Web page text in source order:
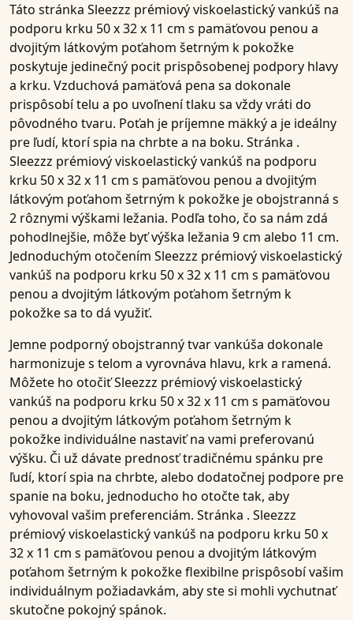
Táto stránka Sleezzz prémiový viskoelastický vankúš na
podporu krku 50 x 32 x 11 cm s pamäťovou penou a
dvojitým látkovým poťahom šetrným k pokožke
poskytuje jedinečný pocit prispôsobenej podpory hlavy
a krku. Vzduchová pamäťová pena sa dokonale
prispôsobí telu a po uvoľnení tlaku sa vždy vráti do
pôvodného tvaru. Poťah je príjemne mäkký a je ideálny
pre ľudí, ktorí spia na chrbte a na boku. Stránka .
Sleezzz prémiový viskoelastický vankúš na podporu
krku 50 x 32 x 11 cm s pamäťovou penou a dvojitým
látkovým poťahom šetrným k pokožke je obojstranná s
2 rôznymi výškami ležania. Podľa toho, čo sa nám zdá
pohodlnejšie, môže byťvýška ležania 9 cm alebo 11 cm.
Jednoduchým otočením Sleezzz prémiový viskoelastický
vankúš na podporu krku 50 x 32 x 11 cm s pamäťovou
penou a dvojitým látkovým poťahom šetrným k
pokožkesa to dá využiť.
Jemne podporný obojstranný tvar vankúša dokonale
harmonizuje s telom a vyrovnáva hlavu, krk a ramená.
Môžete ho otočiťSleezzz prémiový viskoelastický
vankúš na podporu krku 50 x 32 x 11 cm s pamäťovou
penou a dvojitým látkovým poťahom šetrným k
pokožke individuálne nastaviť na vami preferovanú
výšku. Či už dávate prednosť tradičnému spánku pre
ľudí, ktorí spia na chrbte, alebo dodatočnej podpore pre
spanie na boku, jednoducho ho otočte tak, aby
vyhovoval vašim preferenciám. Stránka . Sleezzz
prémiový viskoelastický vankúš na podporu krku 50 x
32 x 11 cm s pamäťovou penou a dvojitým látkovým
poťahom šetrným k pokožkeflexibilne prispôsobí vašim
individuálnym požiadavkám, aby ste si mohli vychutnať
skutočne pokojný spánok.